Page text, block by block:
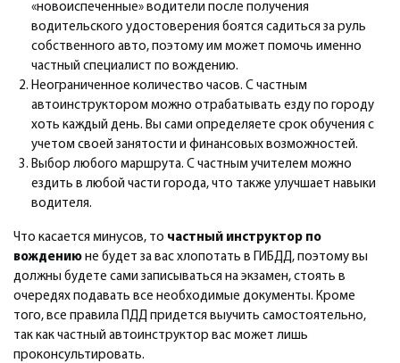
«новоиспеченные» водители после получения
водительского удостоверения боятся садиться за руль
собственного авто, поэтому им может помочь именно
частный специалист по вождению.
Неограниченное количество часов. С частным
автоинструктором можно отрабатывать езду по городу
хоть каждый день. Вы сами определяете срок обучения с
учетом своей занятости и финансовых возможностей.
Выбор любого маршрута. С частным учителем можно
ездить в любой части города, что также улучшает навыки
водителя.
Что касается минусов, то частный инструктор по
вождению не будет за вас хлопотать в ГИБДД, поэтому вы
должны будете сами записываться на экзамен, стоять в
очередях подавать все необходимые документы. Кроме
того, все правила ПДД придется выучить самостоятельно,
так как частный автоинструктор вас может лишь
проконсультировать.